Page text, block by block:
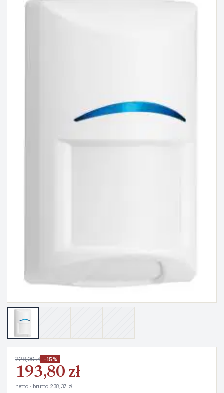
228,00 zł −15%
193,80 zł
netto · brutto 238,37 zł